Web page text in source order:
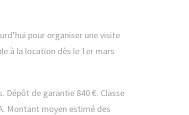
pour organiser une visite
à la location dès le 1er mars
Dépôt de garantie 840 €. Classe
Montant moyen estimé des